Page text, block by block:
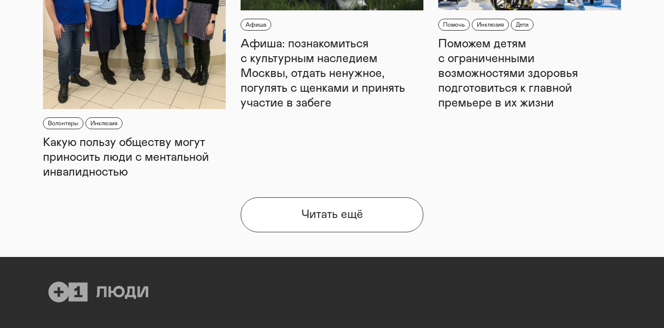
Волонтеры Инклюзия
Какую пользу обществу могут
приносить люди с ментальной
инвалидностью
Афиша
Афиша: познакомиться
с культурным наследием
Москвы, отдать ненужное,
погулять с щенками и принять
участие в забеге
Помочь Инклюзия Дети
Поможем детям
с ограниченными
возможностями здоровья
подготовиться к главной
премьере в их жизни
Читать ещё